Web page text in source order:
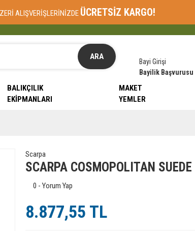
ALIŞVERİŞLERİNİZDE ÜCRETSİZ KARGO!
ARA
Bayi Girişi
Bayilik Başvurusu
BALIKÇILIK
EKIPMANLARI
MAKET
YEMLER
Scarpa
SCARPA COSMOPOLITAN SUEDE
0 - Yorum Yap
8.877,55 TL